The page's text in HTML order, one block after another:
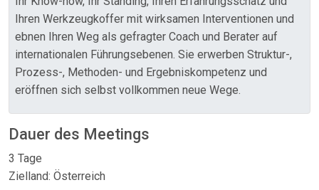
Ihren Werkzeugkoffer mit wirksamen Interventionen und
ebnen Ihren Weg als gefragter Coach und Berater auf
internationalen Führungsebenen. Sie erwerben Struktur-,
Prozess-, Methoden- und Ergebniskompetenz und
eröffnen sich selbst vollkommen neue Wege.
Dauer des Meetings
3 Tage
Zielland: Österreich